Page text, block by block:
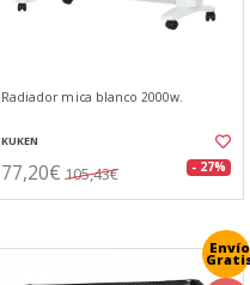
Radiador mica blanco 2000w.
KUKEN
77,20€ 105,43€ - 27%
Envío